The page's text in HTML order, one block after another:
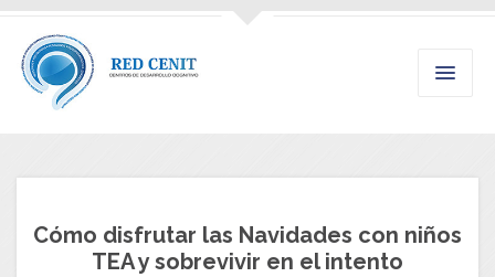
Cómo disfrutar las Navidades con niños
TEA y sobrevivir en el intento